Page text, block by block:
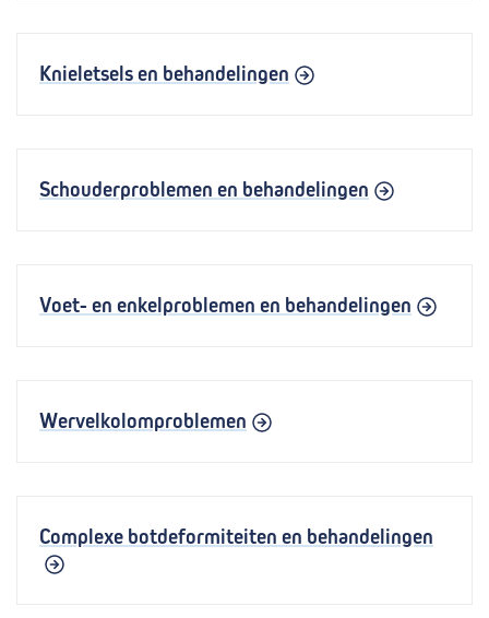
Knieletsels en behandelingen
Schouderproblemen en behandelingen
Voet- en enkelproblemen en behandelingen
Wervelkolomproblemen
Complexe botdeformiteiten en behandelingen